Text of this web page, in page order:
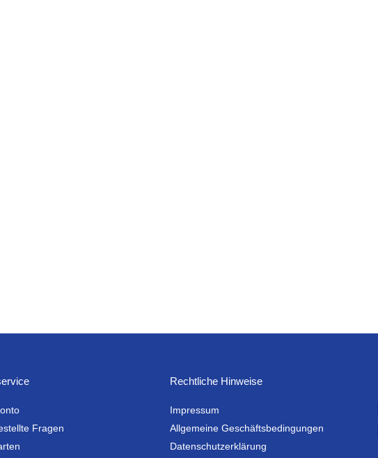
Fragen
Rechtliche Hinweise
Impressum
Allgemeine Geschäftsbedingungen
Datenschutzerklärung